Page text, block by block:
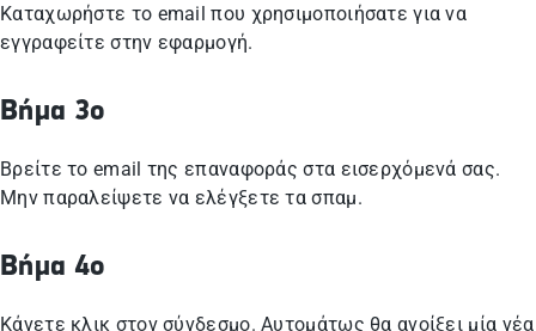
Καταχωρήστε το email που χρησιμοποιήσατε για να
εγγραφείτε στην εφαρμογή.
Βήμα 3ο
Βρείτε το email της επαναφοράς στα εισερχόμενά σας.
Μην παραλείψετε να ελέγξετε τα σπαμ.
Βήμα 4ο
Κάνετε κλικ στον σύνδεσμο. Αυτομάτως θα ανοίξει μία νέα